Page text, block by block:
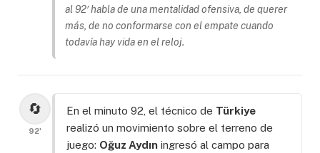
al 92′ habla de una mentalidad ofensiva, de querer
más, de no conformarse con el empate cuando
todavía hay vida en el reloj.
🔄
92'
En el minuto 92, el técnico de Türkiye
realizó un movimiento sobre el terreno de
juego: Oğuz Aydın ingresó al campo para